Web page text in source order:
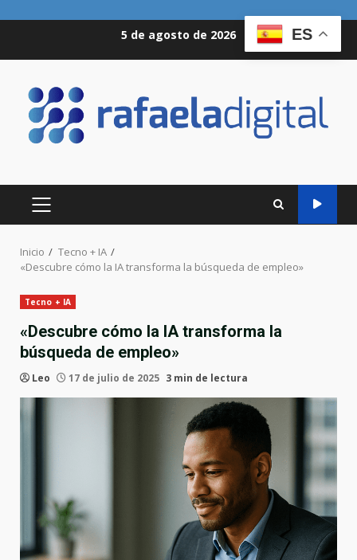
5 de agosto de 2026
MENÚ
PRINCIPAL
Inicio
Tecno + IA
«Descubre cómo la IA transforma la búsqueda de empleo»
Tecno + IA
«Descubre cómo la IA transforma la
búsqueda de empleo»
Leo 17 de julio de 2025 3 min de lectura
ES